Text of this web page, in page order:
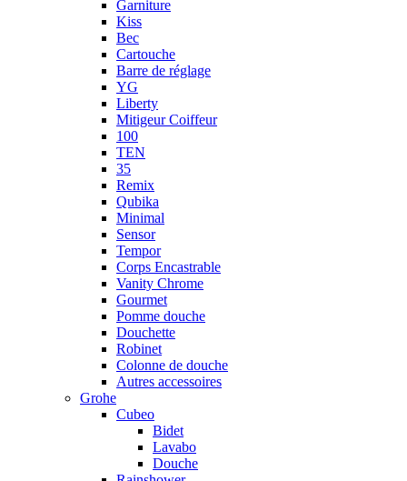
Garniture
Kiss
Bec
Cartouche
Barre de réglage
YG
Liberty
Mitigeur Coiffeur
100
TEN
35
Remix
Qubika
Minimal
Sensor
Tempor
Corps Encastrable
Vanity Chrome
Gourmet
Pomme douche
Douchette
Robinet
Colonne de douche
Autres accessoires
Grohe
Cubeo
Bidet
Lavabo
Douche